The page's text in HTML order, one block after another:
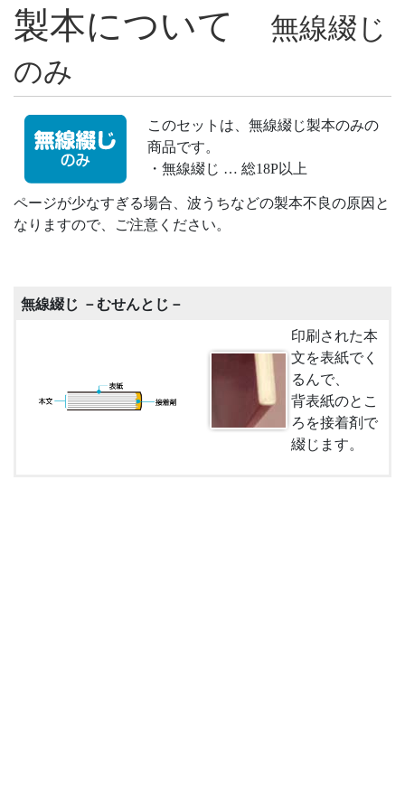
製本について
無線綴じ
のみ
このセットは、無線綴じ製本のみの
商品です。
・無線綴じ … 総18P以上
ページが少なすぎる場合、波うちなどの製本不良の原因と
なりますので、ご注意ください。
無線綴じ －むせんとじ－
印刷された本
文を表紙でく
るんで、
背表紙のとこ
ろを接着剤で
綴じます。